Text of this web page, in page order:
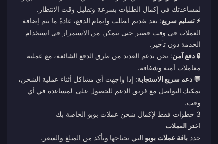
لمساعدتك في إكمال الطلبات بسرعة وتقليل وقت الانتظار.
⚡ تسليم سريع: بعد تقديم الطلب وإتمام الدفع، عادةً ما يتم إضافة
العملات في وقت قصير حتى تتمكن من الاستمرار في استخدام
الخدمة دون تأخير.
🔒 دفع آمن: نحن ندعم العديد من طرق الدفع الشائعة، مع عملية
معاملات آمنة وشفافة.
💬 دعم سريع الاستجابة: إذا واجهت أي مشاكل أثناء عملية الشحن،
يمكنك التواصل مع فريق الدعم للحصول على المساعدة في أي
وقت.
3 خطوات فقط لإكمال شحن عملات بوبو الخاصة بك
اختر العملات
حدد باقة عملات بوبو التي تحتاجها وتأكد من المبلغ والسعر.